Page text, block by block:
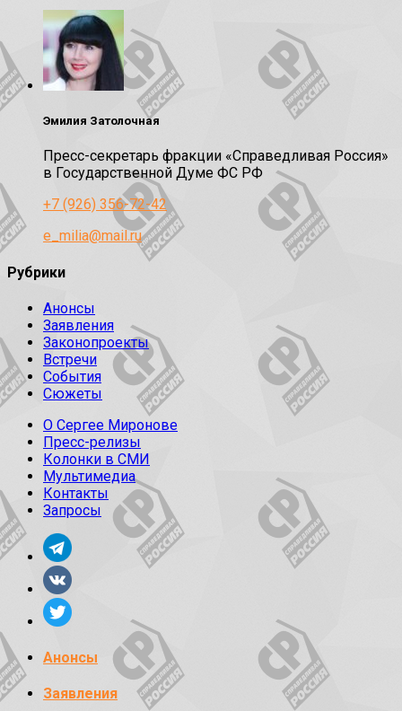
Эмилия Затолочная
Пресс-секретарь фракции «Справедливая Россия»
в Государственной Думе ФС РФ
+7 (926) 356-72-42
e_milia@mail.ru
Рубрики
Анонсы
Заявления
Законопроекты
Встречи
События
Сюжеты
О Сергее Миронове
Пресс-релизы
Колонки в СМИ
Мультимедиа
Контакты
Запросы
Анонсы
Заявления